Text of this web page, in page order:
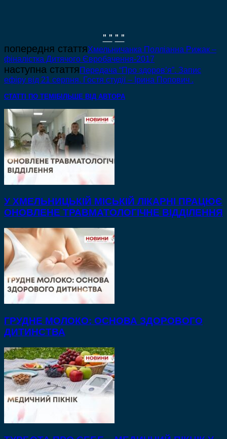
" " " "
попередня статтяХмельничанка Полліанна Рижак –
фіналістка Дитячого Євробачення-2017
наступна статтяПередача “Про здоров’я”. Запис
ефіру від 21 серпня. Гостя студії – Ірина Попович .
СТАТТІ ПО ТЕМІ БІЛЬШЕ ВІД АВТОРА
У ХМЕЛЬНИЦЬКІЙ МІСЬКІЙ ЛІКАРНІ ПРАЦЮЄ
ОНОВЛЕНЕ ТРАВМАТОЛОГІЧНЕ ВІДДІЛЕННЯ
ГРУДНЕ МОЛОКО: ОСНОВА ЗДОРОВОГО
ДИТИНСТВА